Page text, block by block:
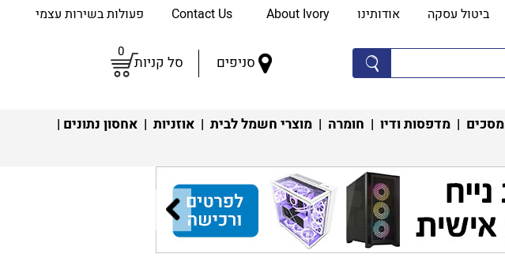
ביטול עסקה אודותינו About Ivory פעולות בשירות עצמי
סניפים סל קניות
0
מסכים | מדפסות ודיו | חומרה | מוצרי חשמל לבית | אוזניות | אחסון נתונים |